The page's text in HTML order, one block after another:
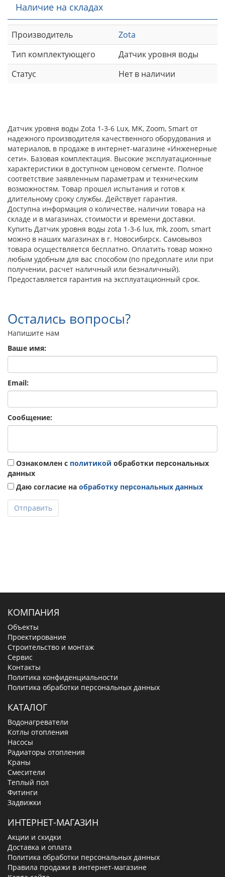
Наличие на складах
Производитель
Zota
Тип комплектующего
Датчик уровня воды
Статус
Нет в наличии
Датчик уровня воды Zota 1-3-6 Lux, MK, Zoom, Smart от
надежного производителя качественного оборудования и
материалов, в продаже в интернет-магазине «Инженерные
сети». Базовая комплектация. Высокие эксплуатационные
характеристики в доступном ценовом сегменте. Полное
соответствие заявленным параметрам и техническим
возможностям. Товар прошел испытания и готов к
длительному сроку службы. Действует гарантия.
Доступна информация о количестве, наличии товара на
складе и в магазинах, стоимости и времени доставки.
Купить Датчик уровня воды zota 1-3-6 lux, mk, zoom, smart
можно в наших магазинах в г. Новосибирск. Самовывоз
товара осуществляется бесплатно. Оплатить товар можно
любым удобным для вас способом (по предоплате или при
получении, расчет наличный или безналичный).
Предоставляется гарантия на эксплуатационный срок.
Остались вопросы?
Напишите нам
Ваше имя:
Email:
Сообщение:
Ознакомлен с политикой обработки персональных
данных
Даю согласие на обработку персональных данных
Отправить
КОМПАНИЯ
Объекты
Проектирование
Строительство и монтаж
Сервис
Контакты
Политика конфиденциальности
Политика обработки персональных данных
КАТАЛОГ
Водонагреватели
Котлы отопления
Насосы
Радиаторы отопления
Краны
Смесители
Теплый пол
Фитинги
Задвижки
ИНТЕРНЕТ-МАГАЗИН
Акции и скидки
Доставка и оплата
Политика обработки персональных данных
Правила продажи в интернет-магазине